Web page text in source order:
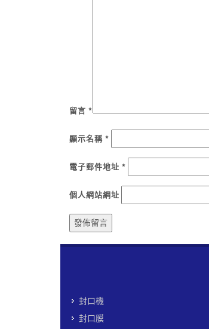
留言 *
顯示名稱 *
電子郵件地址 *
個人網站網址
封口機
封口膜